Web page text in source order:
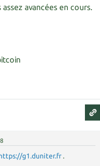
avancées en cours.
g1.duniter.fr.